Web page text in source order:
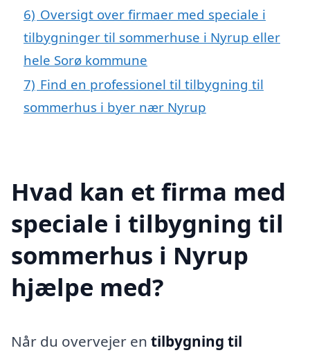
6) Oversigt over firmaer med speciale i
tilbygninger til sommerhuse i Nyrup eller
hele Sorø kommune
7) Find en professionel til tilbygning til
sommerhus i byer nær Nyrup
Hvad kan et firma med
speciale i tilbygning til
sommerhus i Nyrup
hjælpe med?
Når du overvejer en tilbygning til